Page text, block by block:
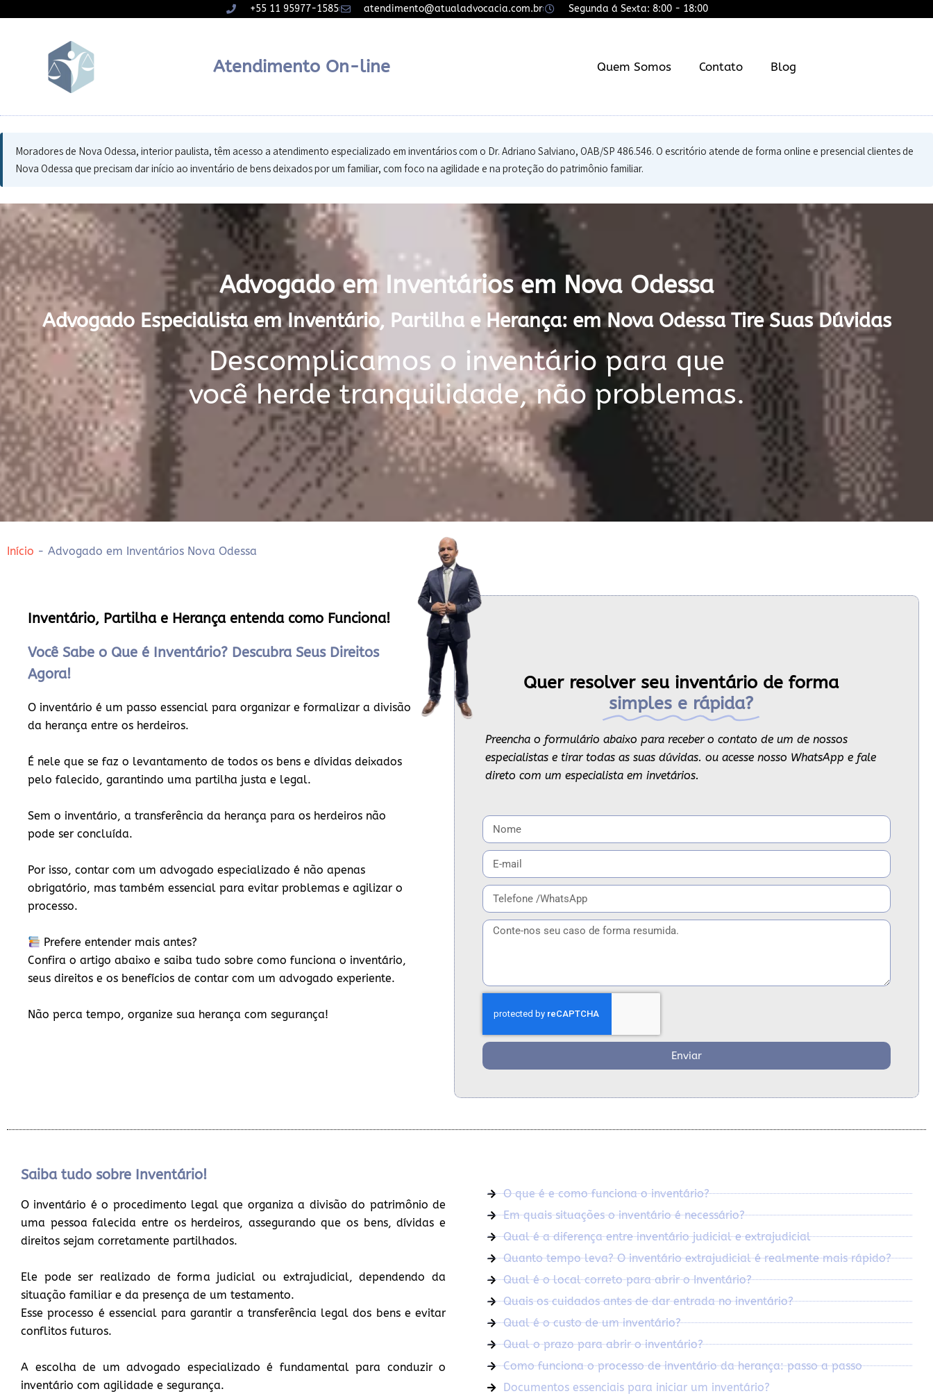
+55 11 95977-1585 atendimento@atualadvocacia.com.br Segunda á Sexta: 8:00 - 18:00
Atendimento On-line Quem Somos Contato Blog
Moradores de Nova Odessa, interior paulista, têm acesso a atendimento especializado em inventários com o Dr. Adriano Salviano, OAB/SP 486.546. O escritório atende de forma online e presencial clientes de
Nova Odessa que precisam dar início ao inventário de bens deixados por um familiar, com foco na agilidade e na proteção do patrimônio familiar.
Advogado em Inventários em Nova Odessa
Advogado Especialista em Inventário, Partilha e Herança: em Nova Odessa Tire Suas Dúvidas
Descomplicamos o inventário para que
você herde tranquilidade, não problemas.
Início - Advogado em Inventários Nova Odessa
Inventário, Partilha e Herança entenda como Funciona!
Você Sabe o Que é Inventário? Descubra Seus Direitos
Agora!
O inventário é um passo essencial para organizar e formalizar a divisão
da herança entre os herdeiros.
É nele que se faz o levantamento de todos os bens e dívidas deixados
pelo falecido, garantindo uma partilha justa e legal.
Sem o inventário, a transferência da herança para os herdeiros não
pode ser concluída.
Por isso, contar com um advogado especializado é não apenas
obrigatório, mas também essencial para evitar problemas e agilizar o
processo.
Prefere entender mais antes?
Confira o artigo abaixo e saiba tudo sobre como funciona o inventário,
seus direitos e os benefícios de contar com um advogado experiente.
Não perca tempo, organize sua herança com segurança!
Quer resolver seu inventário de forma
simples e rápida?
Preencha o formulário abaixo para receber o contato de um de nossos
especialistas e tirar todas as suas dúvidas. ou acesse nosso WhatsApp e fale
direto com um especialista em invetários.
Enviar
Saiba tudo sobre Inventário!
O inventário é o procedimento legal que organiza a divisão do patrimônio de
uma pessoa falecida entre os herdeiros, assegurando que os bens, dívidas e
direitos sejam corretamente partilhados.
Ele pode ser realizado de forma judicial ou extrajudicial, dependendo da
situação familiar e da presença de um testamento.
Esse processo é essencial para garantir a transferência legal dos bens e evitar
conflitos futuros.
A escolha de um advogado especializado é fundamental para conduzir o
inventário com agilidade e segurança.
O que é e como funciona o inventário?
Em quais situações o inventário é necessário?
Qual é a diferença entre inventário judicial e extrajudicial
Quanto tempo leva? O inventário extrajudicial é realmente mais rápido?
Qual é o local correto para abrir o Inventário?
Quais os cuidados antes de dar entrada no inventário?
Qual é o custo de um inventário?
Qual o prazo para abrir o inventário?
Como funciona o processo de inventário da herança: passo a passo
Documentos essenciais para iniciar um inventário?